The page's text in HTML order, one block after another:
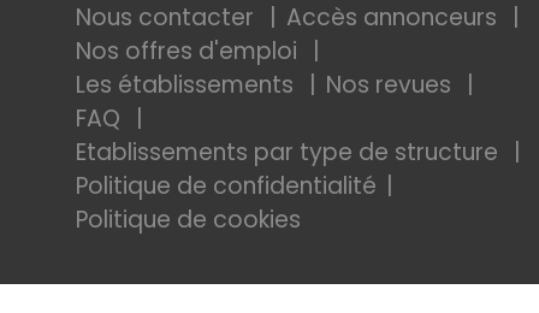
Nous contacter
Accès annonceurs
Nos offres d'emploi
Les établissements
Nos revues
FAQ
Etablissements par type de structure
Politique de confidentialité
Politique de cookies